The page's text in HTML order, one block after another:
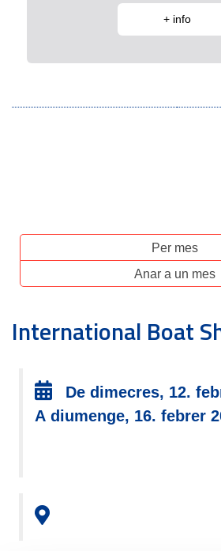
+ info
Per mes
Anar a un mes
International Boat
De dimecres, 12.
A diumenge, 16. febrer